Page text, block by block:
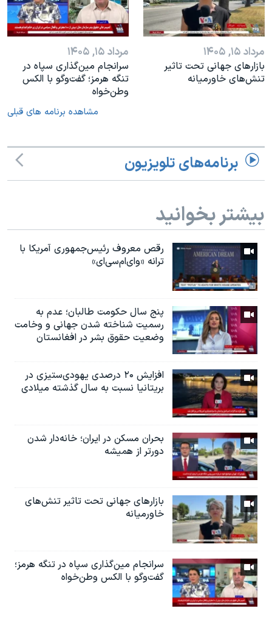
مرداد ۱۵, ۱۴۰۵
بازارهای جهانی تحت تاثیر
تنش‌های خاورمیانه
مرداد ۱۵, ۱۴۰۵
سرانجام مین‌گذاری‌ سپاه در
تنگه هرمز؛ گفت‌وگو با الکس
وطن‌خواه
مشاهده برنامه های قبلی
برنامه‌های تلویزیون
بیشتر بخوانید
رقص معروف رئیس‌جمهوری آمریکا با
ترانه «وای‌ام‌سی‌ای»
پنج سال حکومت طالبان؛ عدم به
رسمیت شناخته شدن جهانی و وخامت
وضعیت حقوق بشر در افغانستان
افزایش ۲۰ درصدی یهودی‌ستیزی در
بریتانیا نسبت به سال گذشته میلادی
بحران مسکن در ایران؛ خانه‌دار شدن
دورتر از همیشه
بازارهای جهانی تحت تاثیر تنش‌های
خاورمیانه
سرانجام مین‌گذاری‌ سپاه در تنگه هرمز؛
گفت‌وگو با الکس وطن‌خواه